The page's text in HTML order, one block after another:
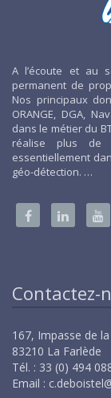
A l’écoute et au
permanent de
Nos principaux
ORANGE, DGA,
dans le métier du
réalise plus de
essentiellement
géo-détection. …
Contactez-
167, Impasse de
83210 La Farlède
Tél. : 33 (0) 494
Email :